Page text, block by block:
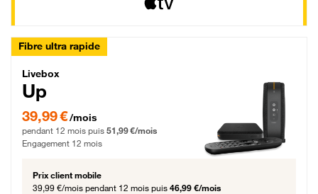
Fibre ultra rapide
Livebox Up Fibre
Livebox
Up
39,99 € par mois pendant 12 mois puis 51,99 € par mois, Engagement 12 mois
39,99 €/mois
pendant 12 mois puis 51,99 €/mois
Engagement 12 mois
Prix client mobile
39,99 €/mois pendant 12 mois puis 46,99 €/mois